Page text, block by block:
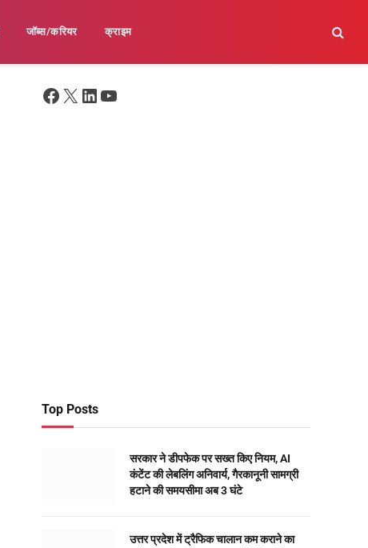
जॉब्स/करियर क्राइम
Facebook
X LinkedIn
YouTube
Top Posts
सरकार ने डीपफेक पर सख्त किए नियम, AI
कंटेंट की लेबलिंग अनिवार्य, गैरकानूनी सामग्री
हटाने की समयसीमा अब 3 घंटे
उत्तर प्रदेश में ट्रैफिक चालान कम कराने का